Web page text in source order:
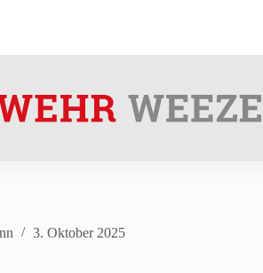
3. Oktober 2025